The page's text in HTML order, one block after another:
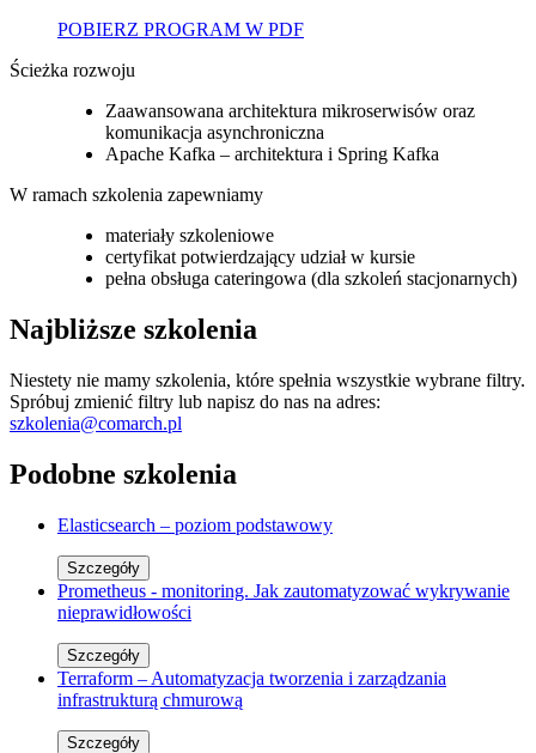
POBIERZ PROGRAM W PDF
Ścieżka rozwoju
Zaawansowana architektura mikroserwisów oraz
komunikacja asynchroniczna
Apache Kafka – architektura i Spring Kafka
W ramach szkolenia zapewniamy
materiały szkoleniowe
certyfikat potwierdzający udział w kursie
pełna obsługa cateringowa (dla szkoleń stacjonarnych)
Najbliższe szkolenia
Niestety nie mamy szkolenia, które spełnia wszystkie wybrane filtry.
Spróbuj zmienić filtry lub napisz do nas na adres:
szkolenia@comarch.pl
Podobne szkolenia
Elasticsearch – poziom podstawowy
Szczegóły
Prometheus - monitoring. Jak zautomatyzować wykrywanie
nieprawidłowości
Szczegóły
Terraform – Automatyzacja tworzenia i zarządzania
infrastrukturą chmurową
Szczegóły